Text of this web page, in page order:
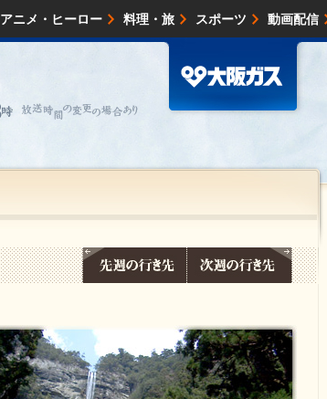
アニメ・ヒーロー 料理・旅 スポーツ 動画配信